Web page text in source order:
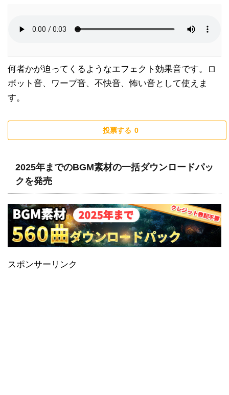
何者かが迫ってくるようなエフェクト効果音です。ロ
ボット音、ワープ音、不快音、怖い音として使えま
す。
投票する 0
2025年までのBGM素材の一括ダウンロードパッ
クを発売
スポンサーリンク